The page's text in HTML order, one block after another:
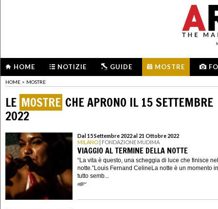
HOME NOTIZIE GUIDE MOSTRE
HOME > MOSTRE
LE MOSTRE CHE APRONO IL 15 SETTEMBRE
2022
Dal 15 Settembre 2022 al 21 Ottobre 2022
MILANO | FONDAZIONE MUDIMA
VIAGGIO AL TERMINE DELLA NOTTE
“La vita è questo, una scheggia di luce che finisce
notte.”Louis Fernand CelineLa notte è un momento
tutto semb...